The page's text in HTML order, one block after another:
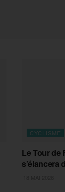
CYCLISME
Le Tour de
s’élancera